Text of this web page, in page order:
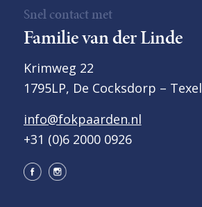
Snel contact met
Familie van der Linde
Krimweg 22
1795LP, De Cocksdorp – Texel
info@fokpaarden.nl
+31 (0)6 2000 0926